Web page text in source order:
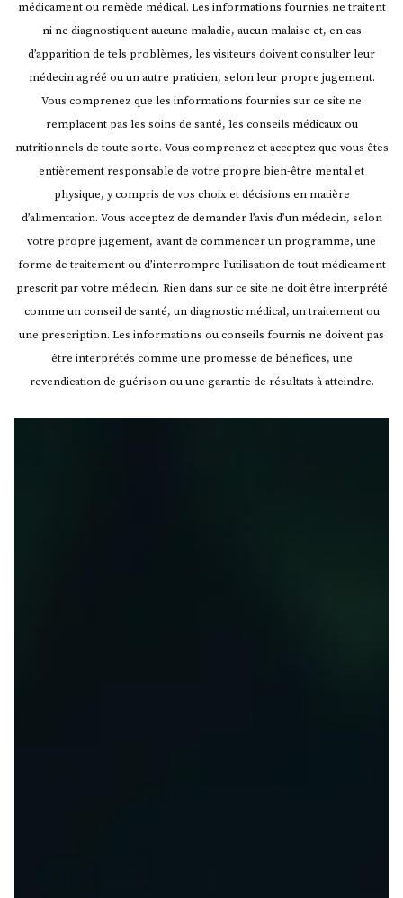
médicament ou remède médical. Les informations fournies ne traitent
ni ne diagnostiquent aucune maladie, aucun malaise et, en cas
d’apparition de tels problèmes, les visiteurs doivent consulter leur
médecin agréé ou un autre praticien, selon leur propre jugement.
Vous comprenez que les informations fournies sur ce site ne
remplacent pas les soins de santé, les conseils médicaux ou
nutritionnels de toute sorte. Vous comprenez et acceptez que vous êtes
entièrement responsable de votre propre bien-être mental et
physique, y compris de vos choix et décisions en matière
d’alimentation. Vous acceptez de demander l’avis d’un médecin, selon
votre propre jugement, avant de commencer un programme, une
forme de traitement ou d’interrompre l’utilisation de tout médicament
prescrit par votre médecin. Rien dans sur ce site ne doit être interprété
comme un conseil de santé, un diagnostic médical, un traitement ou
une prescription. Les informations ou conseils fournis ne doivent pas
être interprétés comme une promesse de bénéfices, une
revendication de guérison ou une garantie de résultats à atteindre.